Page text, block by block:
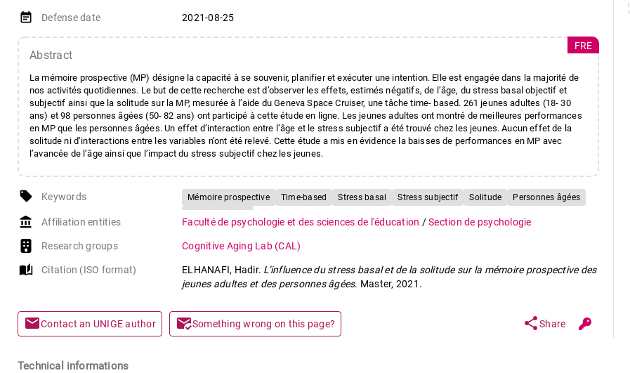
event_note Defense date 2021-08-25
Abstract
La mémoire prospective (MP) désigne la capacité à se souvenir, planifier et exécuter une intention. Elle est engagée dans la majorité de
nos activités quotidiennes. Le but de cette recherche est d’observer les effets, estimés négatifs, de l’âge, du stress basal objectif et
subjectif ainsi que la solitude sur la MP, mesurée à l’aide du Geneva Space Cruiser, une tâche time- based. 261 jeunes adultes (18- 30
ans) et 98 personnes âgées (50- 82 ans) ont participé à cette étude en ligne. Les jeunes adultes ont montré de meilleures performances
en MP que les personnes âgées. Un effet d’interaction entre l’âge et le stress subjectif a été trouvé chez les jeunes. Aucun effet de la
solitude ni d’interactions entre les variables n’ont été relevé. Cette étude a mis en évidence la baisses de performances en MP avec
l’avancée de l’âge ainsi que l’impact du stress subjectif chez les jeunes.
FRE
local_offer Keywords Mémoire prospective Time-based Stress basal Stress subjectif Solitude
Personnes âgées
account_balance Affiliation entities Faculté de psychologie et des sciences de l'éducation /Section de psychologie
Research groups Cognitive Aging Lab (CAL)
auto_stories Citation (ISO format) ELHANAFI, Hadir. L’influence du stress basal et de la solitude sur la mémoire prospective des
jeunes adultes et des personnes âgées. Master, 2021.
mailContact an UNIGE author mark_email_readSomething wrong on this page? shareShare
Technical informations